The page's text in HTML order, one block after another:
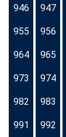
946 947
955 956
964 965
973 974
982 983
991 992